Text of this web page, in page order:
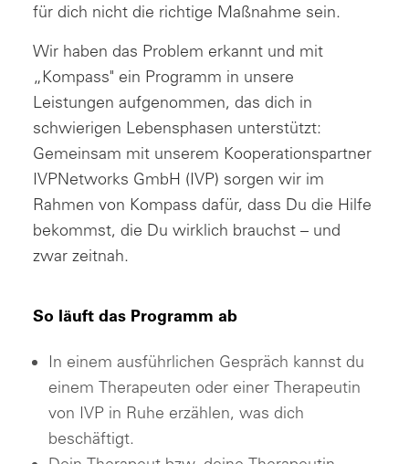
für dich nicht die richtige Maßnahme sein.
Wir haben das Problem erkannt und mit
„Kompass" ein Programm in unsere
Leistungen aufgenommen, das dich in
schwierigen Lebensphasen unterstützt:
Gemeinsam mit unserem Kooperationspartner
IVPNetworks GmbH (IVP) sorgen wir im
Rahmen von Kompass dafür, dass Du die Hilfe
bekommst, die Du wirklich brauchst – und
zwar zeitnah.
So läuft das Programm ab
In einem ausführlichen Gespräch kannst du
einem Therapeuten oder einer Therapeutin
von IVP in Ruhe erzählen, was dich
beschäftigt.